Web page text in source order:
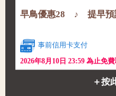
早鳥優惠28 ♪ 提早
事前信用卡支付
2026年8月10日 23:59 為止免
＋按